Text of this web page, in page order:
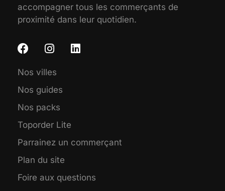
accompagner tous les commerçants de
proximité dans leur quotidien.
Nos villes
Nos guides
Nos packs
Toporder Lite
Parrainez un commerçant
Plan du site
Foire aux questions